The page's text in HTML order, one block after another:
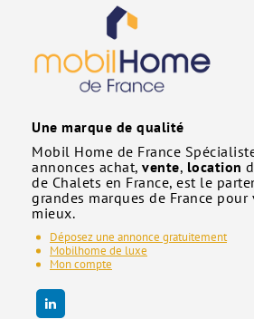
Une marque de qualité
Mobil Home de France
annonces achat, vente, location
de Chalets en France, est le
grandes marques de France pour
mieux.
Déposez une annonce gratuitement
Mobilhome de luxe
Mon compte